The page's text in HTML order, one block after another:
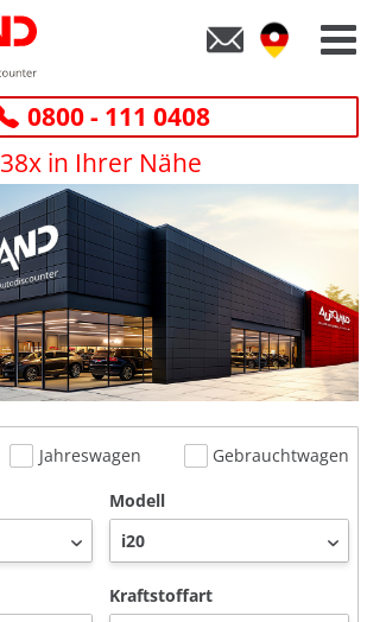
0800 - 111 0408
38x in Ihrer Nähe
Jahreswagen
Gebrauchtwagen
Modell
Kraftstoffart